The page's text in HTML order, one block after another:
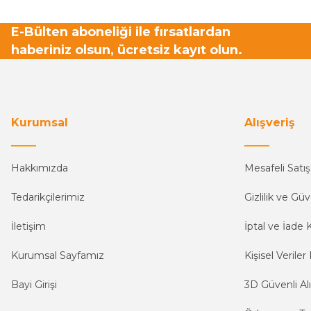
E-Bülten aboneliği ile fırsatlardan
haberiniz olsun, ücretsiz kayıt olun.
Kurumsal
Hakkımızda
Tedarikçilerimiz
İletişim
Kurumsal Sayfamız
Bayi Girişi
Alışveriş
Mesafeli
Gizlilik ve
İptal ve İade
Kişisel Veriler
3D Güvenli